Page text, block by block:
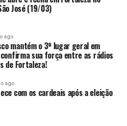
José (19/03)
ago
mantém o 3º lugar geral em
confirma sua força entre as rádios
de Fortaleza!
ago
com os cardeais após a eleição